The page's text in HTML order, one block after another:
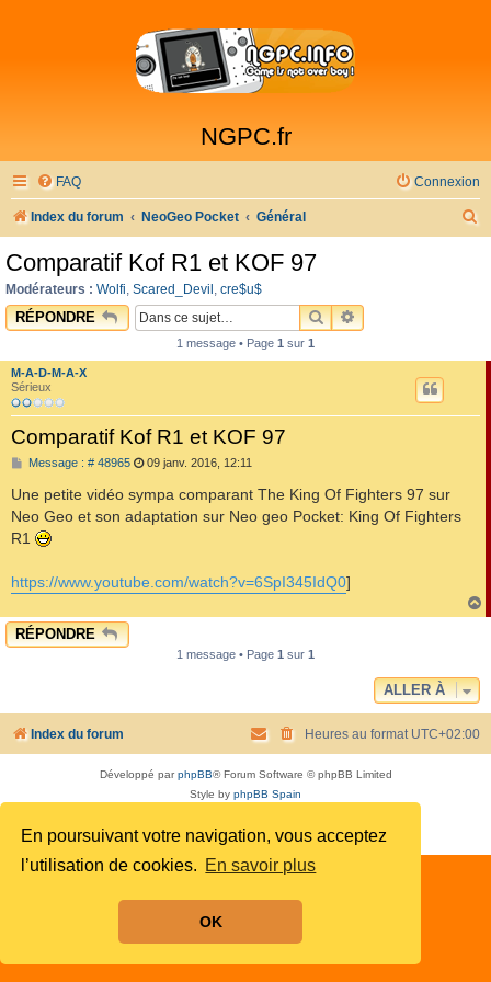
En poursuivant votre navigation, vous acceptez
l’utilisation de cookies. En savoir plus
OK
NGPC.fr
FAQ Connexion
Index du forum NeoGeo Pocket Général
r
h
Comparatif Kof R1 et KOF 97
Modérateurs : Wolfi, Scared_Devil , cre$u$
RÉPONDRE RECHERCHER
RECHERCHE
1 message • Page 1 sur 1
M-A-D-M-A-X
Sérieux
Comparatif Kof R1 et KOF 97
Message : # 48965M
s
s
a
09 janv. 2016, 12:11
Une petite vidéo sympa comparant The King Of Fighters 97 sur
Neo Geo et son adaptation sur Neo geo Pocket: King Of Fighters
R1
https://www.youtube.com/watch?v=6SpI345IdQ0]
a
RÉPONDRE
1 message • Page 1 sur 1
ALLER À
Index du forum Heures au format UTC+02:00
Développé parphpBB® Forum Software © phpBB Limited
Style by phpBB Spain
Confidentialité|Conditions